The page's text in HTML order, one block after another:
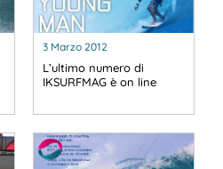
3 Marzo 2012
L’ultimo numero di
IKSURFMAG è on line